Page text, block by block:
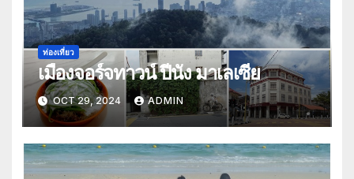
ท่องเที่ยว
เมืองจอร์จทาวน์ ปีนัง มาเลเซีย
OCT 29, 2024 ADMIN